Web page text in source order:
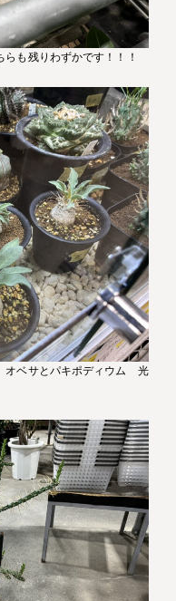
残りわずかです！！！
ベサとパキポディウム 光